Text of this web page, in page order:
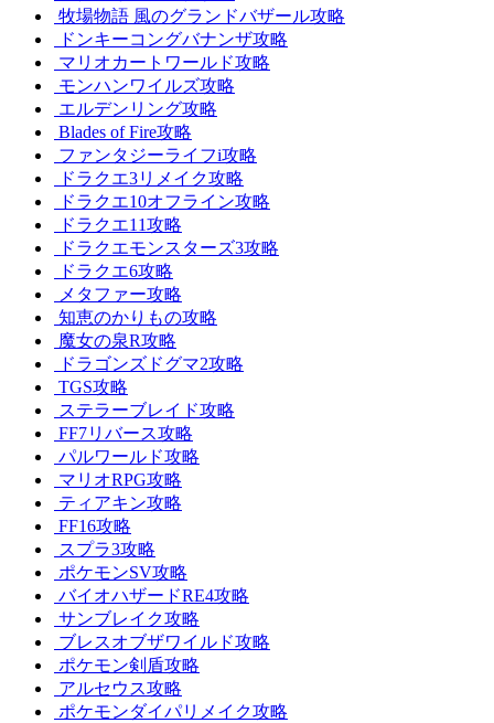
牧場物語 風のグランドバザール攻略
ドンキーコングバナンザ攻略
マリオカートワールド攻略
モンハンワイルズ攻略
エルデンリング攻略
Blades of Fire攻略
ファンタジーライフi攻略
ドラクエ3リメイク攻略
ドラクエ10オフライン攻略
ドラクエ11攻略
ドラクエモンスターズ3攻略
ドラクエ6攻略
メタファー攻略
知恵のかりもの攻略
魔女の泉R攻略
ドラゴンズドグマ2攻略
TGS攻略
ステラーブレイド攻略
FF7リバース攻略
パルワールド攻略
マリオRPG攻略
ティアキン攻略
FF16攻略
スプラ3攻略
ポケモンSV攻略
バイオハザードRE4攻略
サンブレイク攻略
ブレスオブザワイルド攻略
ポケモン剣盾攻略
アルセウス攻略
ポケモンダイパリメイク攻略